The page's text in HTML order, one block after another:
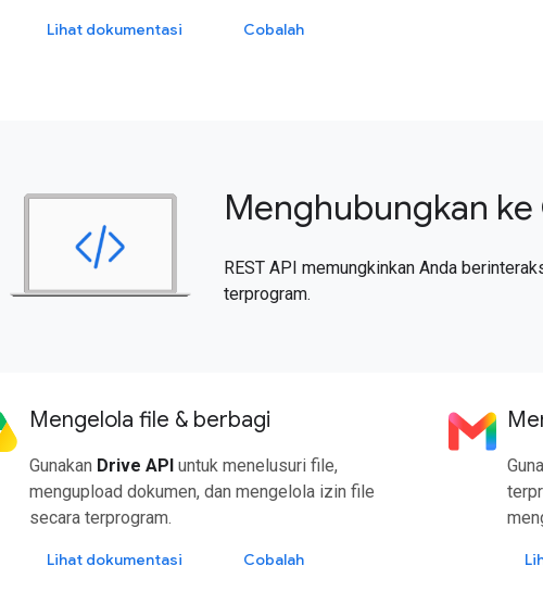
Lihat dokumentasi Cobalah
Menghubungkan
REST API memungkinkan Anda
terprogram.
Mengelola file & berbagi
Gunakan Drive API untuk menelusuri file,
mengupload dokumen, dan mengelola izin file
secara terprogram.
Lihat dokumentasi Cobalah